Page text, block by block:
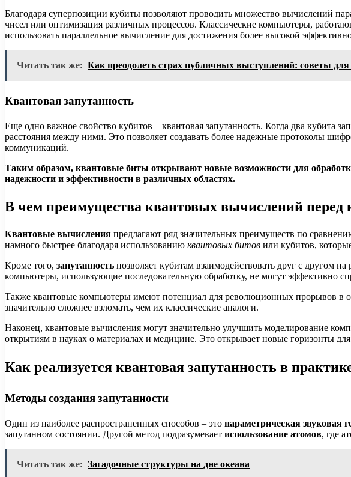
Благодаря суперпозиции кубиты позволяют проводить множество вычислений
чисел или оптимизация различных процессов. Классические компьютеры,
использовать параллельное вычисление для достижения более высокой
Читать так же: Как преодолеть страх публичных выступлений: советы
Квантовая запутанность
Еще одно важное свойство кубитов – квантовая запутанность. Когда два кубита
расстояния между ними. Это позволяет создавать более надежные протоколы
коммуникаций.
Таким образом, квантовые биты открывают новые возможности для
надежности и эффективности в различных областях.
В чем преимущества квантовых вычислений перед
Квантовые вычисления предлагают ряд значительных преимуществ по
намного быстрее благодаря использованию квантовых битов или кубитов,
Кроме того, запутанность позволяет кубитам взаимодействовать друг с другом
компьютеры, использующие последовательную обработку, не могут эффективно
Также квантовые компьютеры имеют потенциал для революционных прорывов в
значительно сложнее взломать, чем их классические аналоги.
Наконец, квантовые вычисления могут значительно улучшить моделирование
открытиям в науках о материалах и медицине. Это открывает новые горизонты
Как реализуется квантовая запутанность в
Методы создания запутанности
Один из наиболее распространенных способов – это параметрическая звуковая
запутанном состоянии. Другой метод подразумевает использование атомов, где
Читать так же: Загадочные структуры на дне океана